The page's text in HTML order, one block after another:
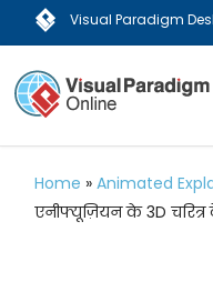
Visual Paradigm
Home »Animated
एनीफ्यूज़ियन के 3D